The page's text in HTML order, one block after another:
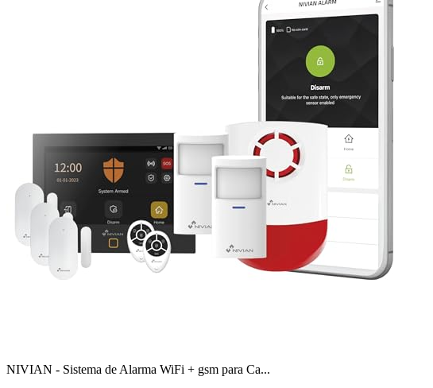
NIVIAN - Sistema de Alarma WiFi + gsm para Ca...